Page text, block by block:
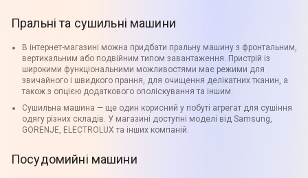
Пральні та сушильні машини
В інтернет-магазині можна придбати пральну машину з фронтальним,
вертикальним або подвійним типом завантаження. Пристрій із
широкими функціональними можливостями має режими для
звичайного і швидкого прання, для очищення делікатних тканин, а
також з опцією додаткового ополіскування та іншим.
Сушильна машина — ще один корисний у побуті агрегат для сушіння
одягу різних складів. У магазині доступні моделі від Samsung,
GORENJE, ELECTROLUX та інших компаній.
Посудомийні машини